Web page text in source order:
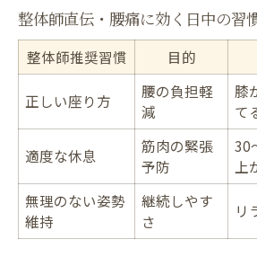
整体師直伝・腰痛に効く日中の習
整体師推奨習慣 目的
正しい座り方
腰の負担軽
減
膝
て
適度な休息
筋肉の緊張
予防
30
上
無理のない姿勢
維持
継続しやす
さ
リ